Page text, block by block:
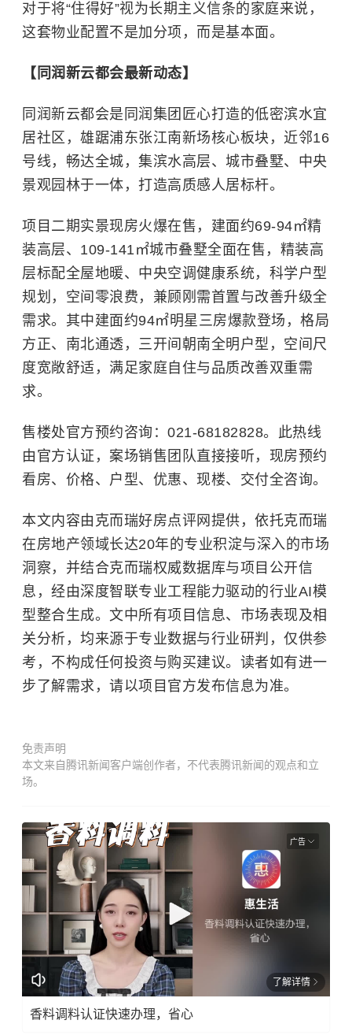
对于将“住得好”视为长期主义信条的家庭来说，
这套物业配置不是加分项，而是基本面。
【同润新云都会最新动态】
同润新云都会是同润集团匠心打造的低密滨水宜
居社区，雄踞浦东张江南新场核心板块，近邻16
号线，畅达全城，集滨水高层、城市叠墅、中央
景观园林于一体，打造高质感人居标杆。
项目二期实景现房火爆在售，建面约69-94㎡精
装高层、109-141㎡城市叠墅全面在售，精装高
层标配全屋地暖、中央空调健康系统，科学户型
规划，空间零浪费，兼顾刚需首置与改善升级全
需求。其中建面约94㎡明星三房爆款登场，格局
方正、南北通透，三开间朝南全明户型，空间尺
度宽敞舒适，满足家庭自住与品质改善双重需
求。
售楼处官方预约咨询：021-68182828。此热线
由官方认证，案场销售团队直接接听，现房预约
看房、价格、户型、优惠、现楼、交付全咨询。
本文内容由克而瑞好房点评网提供，依托克而瑞
在房地产领域长达20年的专业积淀与深入的市场
洞察，并结合克而瑞权威数据库与项目公开信
息，经由深度智联专业工程能力驱动的行业AI模
型整合生成。文中所有项目信息、市场表现及相
关分析，均来源于专业数据与行业研判，仅供参
考，不构成任何投资与购买建议。读者如有进一
步了解需求，请以项目官方发布信息为准。
免责声明
本文来自腾讯新闻客户端创作者，不代表腾讯新闻的观点和立
场。
广告
了解详情
香料调料认证快速办理，省心